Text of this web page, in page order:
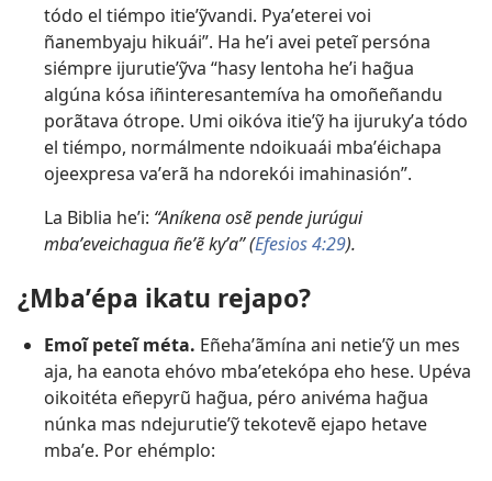
tódo el tiémpo itieʼỹvandi. Pyaʼeterei voi
ñanembyaju hikuái”. Ha heʼi avei peteĩ persóna
siémpre ijurutieʼỹva “hasy lentoha heʼi hag̃ua
algúna kósa iñinteresantemíva ha omoñeñandu
porãtava ótrope. Umi oikóva itieʼỹ ha ijurukyʼa tódo
el tiémpo, normálmente ndoikuaái mbaʼéichapa
ojeexpresa vaʼerã ha ndorekói imahinasión”.
La Biblia heʼi: “Aníkena osẽ pende jurúgui
mbaʼeveichagua ñeʼẽ kyʼa” (Efesios 4:29).
¿Mbaʼépa ikatu rejapo?
Emoĩ peteĩ méta. Eñehaʼãmína ani netieʼỹ un mes
aja, ha eanota ehóvo mbaʼetekópa eho hese. Upéva
oikoitéta eñepyrũ hag̃ua, péro anivéma hag̃ua
núnka mas ndejurutieʼỹ tekotevẽ ejapo hetave
mbaʼe. Por ehémplo: